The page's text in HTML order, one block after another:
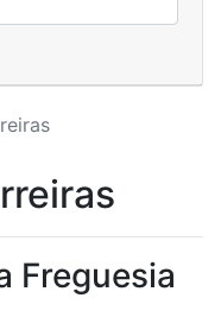
Freguesia